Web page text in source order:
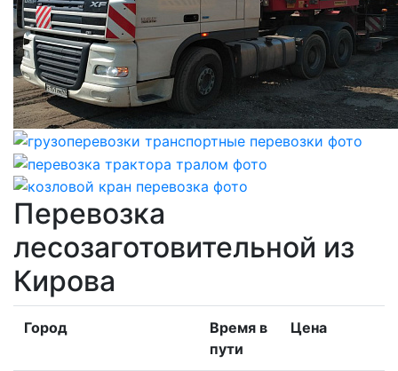
Перевозка
лесозаготовительной из
Кирова
Город
Время в
пути
Цена